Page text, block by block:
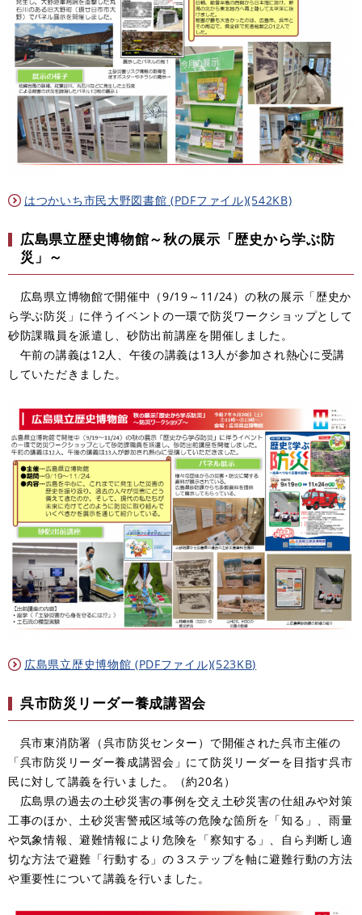
はつかいち市民大野図書館 (PDFファイル)(542KB)
広島県立歴史博物館～秋の展示「歴史から学ぶ防
災」～
広島県立博物館で開催中（9/19～11/24）の秋の展示「歴史か
ら学ぶ防災」に伴うイベントの一環で防災ワークショップとして
砂防課職員を派遣し、砂防出前講座を開催しました。
午前の講義は12人、午後の講義は13人が参加され熱心に受講
していただきました。
広島県立歴史博物館 (PDFファイル)(523KB)
呉市防災リーダー養成講習会
呉市東消防署（呉市防災センター）で開催された呉市主催の
「呉市防災リーダー養成講習会」にて防災リーダーを目指す呉市
民に対して講義を行いました。（約20名）
広島県の過去の土砂災害の事例を交え土砂災害の仕組みや対策
工事のほか、土砂災害警戒区域等の危険な箇所を「知る」、雨量
や気象情報、避難情報により危険を「察知する」、自ら判断し適
切な方法で避難「行動する」の３ステップを軸に避難行動の方法
や重要性について講義を行いました。